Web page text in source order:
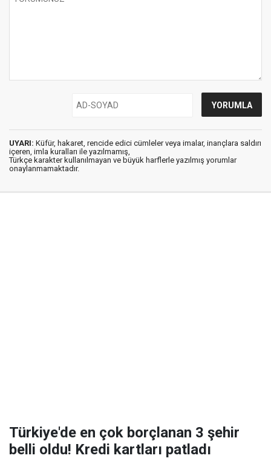
UYARI: Küfür, hakaret, rencide edici cümleler veya imalar, inançlara saldırı
içeren, imla kuralları ile yazılmamış,
Türkçe karakter kullanılmayan ve büyük harflerle yazılmış yorumlar
onaylanmamaktadır.
Türkiye'de en çok borçlanan 3 şehir
belli oldu! Kredi kartları patladı